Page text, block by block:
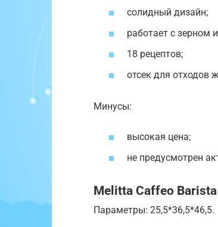
солидный дизайн;
работает с зерном
18 рецептов;
отсек для отходов
Минусы:
высокая цена;
не предусмотрен
Melitta Caffeo Barista
Параметры: 25,5*36,5*46,5.